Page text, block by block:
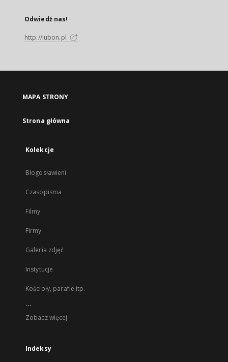
Odwiedź nas!
http://lubon.pl
MAPA STRONY
Strona główna
Kolekcje
Błogosławieni
Czasopisma
Filmy
Firmy
Galeria zdjęć
Instytucje
Kościoły, parafie itp.
...
Zobacz więcej
Indeksy